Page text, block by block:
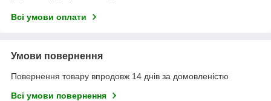
Всі умови оплати
Умови повернення
Повернення товару впродовж 14 днів за домовленістю
Всі умови повернення